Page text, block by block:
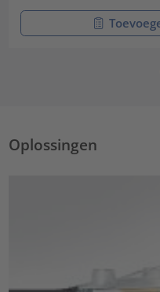
Oplossingen